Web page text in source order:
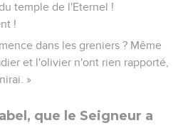
temple de l'Eternel !
!
dans les greniers ? Même
et l'olivier n'ont rien rapporté,
»
que le Seigneur a